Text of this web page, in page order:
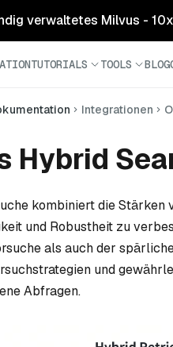
verwaltetes Milvus - 10x
TUTORIALS TOOLS BLOG
Integrationen
Hybrid
kombiniert die Stärken
und Robustheit zu
als auch der
und
Abfragen.